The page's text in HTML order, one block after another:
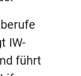
IW-
führt